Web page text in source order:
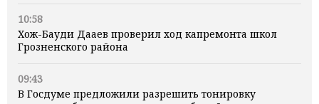
10:58
Хож-Бауди Дааев проверил ход капремонта школ
Грозненского района
09:43
В Госдуме предложили разрешить тонировку